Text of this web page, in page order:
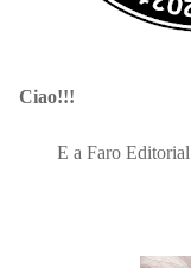
Ciao!!!
E a Faro